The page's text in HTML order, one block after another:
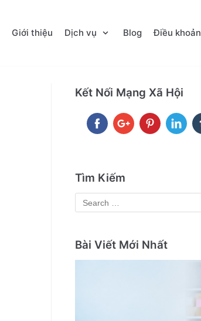
Giới thiệu Dịch vụ Blog Điều khoản
Kết Nối Mạng Xã Hội
Tìm Kiếm
Bài Viết Mới Nhất